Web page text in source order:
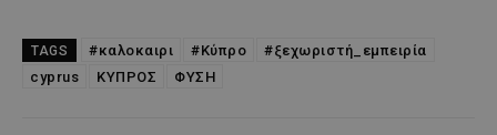
TAGS #καλοκαιρι #Κύπρο
#ξεχωριστή_εμπειρία
cyprus
ΚΥΠΡΟΣ ΦΥΣΗ